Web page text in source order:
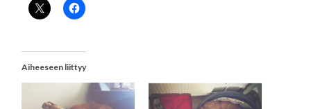
Aiheeseen liittyy